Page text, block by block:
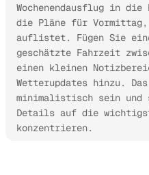
Wochenendausflug in
die Pläne für Vormittag,
auflistet. Fügen Sie
geschätzte Fahrzeit
einen kleinen
Wetterupdates hinzu.
minimalistisch sein und
Details auf die
konzentrieren.